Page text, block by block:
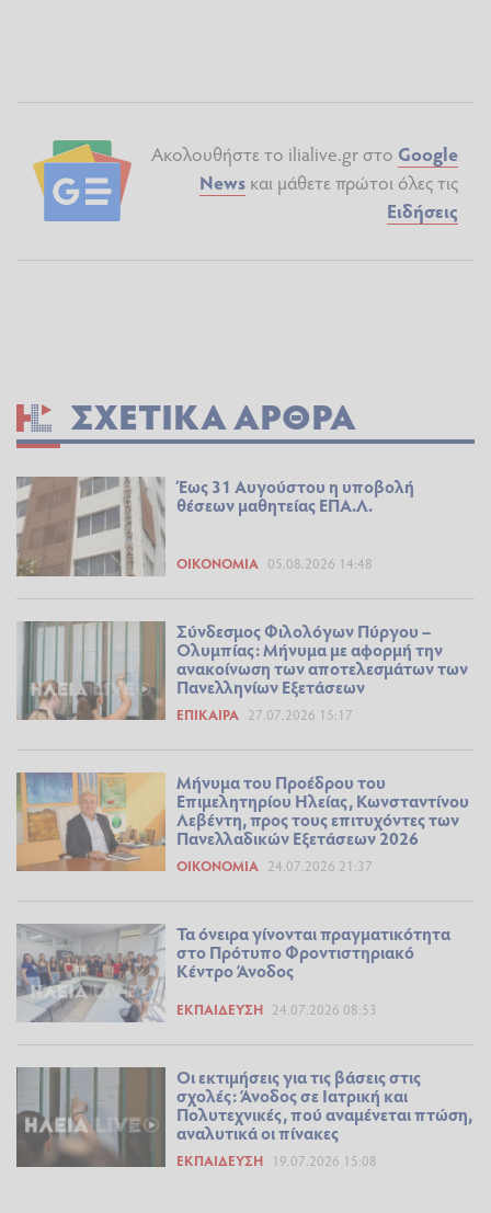
Ακολουθήστε το ilialive.gr στο Google
News και μάθετε πρώτοι όλες τις
Ειδήσεις
ΣΧΕΤΙΚΆ ΆΡΘΡΑ
Έως 31 Αυγούστου η υποβολή
θέσεων μαθητείας ΕΠΑ.Λ.
ΟΙΚΟΝΟΜΊΑ 05.08.2026 14:48
Σύνδεσμος Φιλολόγων Πύργου –
Ολυμπίας: Μήνυμα με αφορμή την
ανακοίνωση των αποτελεσμάτων των
Πανελληνίων Εξετάσεων
ΕΠΊΚΑΙΡΑ 27.07.2026 15:17
Μήνυμα του Προέδρου του
Επιμελητηρίου Ηλείας, Κωνσταντίνου
Λεβέντη, προς τους επιτυχόντες των
Πανελλαδικών Εξετάσεων 2026
ΟΙΚΟΝΟΜΊΑ 24.07.2026 21:37
Τα όνειρα γίνονται πραγματικότητα
στο Πρότυπο Φροντιστηριακό
Κέντρο Άνοδος
ΕΚΠΑΊΔΕΥΣΗ 24.07.2026 08:53
Οι εκτιμήσεις για τις βάσεις στις
σχολές: Άνοδος σε Ιατρική και
Πολυτεχνικές, πού αναμένεται πτώση,
αναλυτικά οι πίνακες
ΕΚΠΑΊΔΕΥΣΗ 19.07.2026 15:08